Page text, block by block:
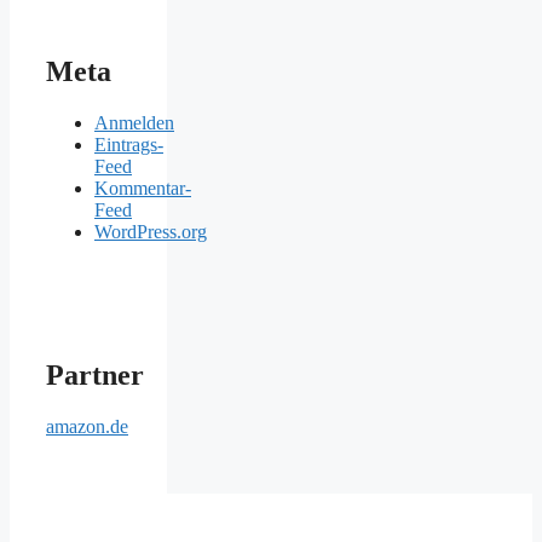
Meta
Anmelden
Eintrags-
Feed
Kommentar-
Feed
WordPress.org
Partner
amazon.de